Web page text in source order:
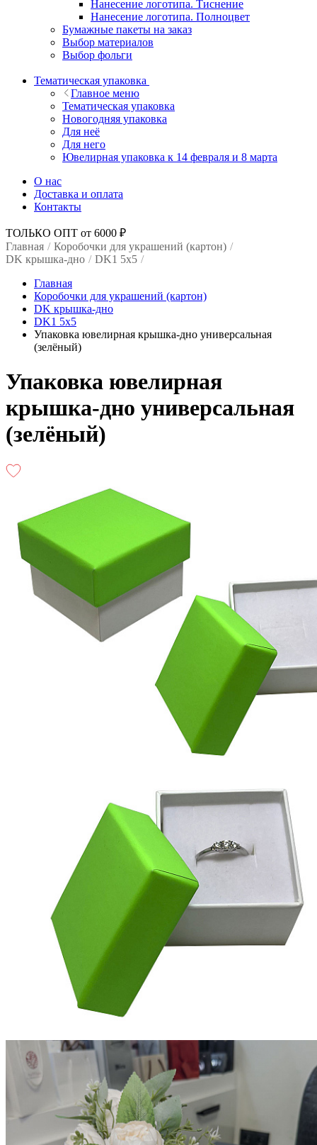
Нанесение логотипа. Тиснение
Нанесение логотипа. Полноцвет
Бумажные пакеты на заказ
Выбор материалов
Выбор фольги
Тематическая упаковка
Главное меню
Тематическая упаковка
Новогодняя упаковка
Для неё
Для него
Ювелирная упаковка к 14 февраля и 8 марта
О нас
Доставка и оплата
Контакты
ТОЛЬКО ОПТ от 6000 ₽
Главная / Коробочки для украшений (картон) /
DK крышка-дно / DK1 5x5 /
Главная
Коробочки для украшений (картон)
DK крышка-дно
DK1 5x5
Упаковка ювелирная крышка-дно универсальная
(зелёный)
Упаковка ювелирная
крышка-дно универсальная
(зелёный)